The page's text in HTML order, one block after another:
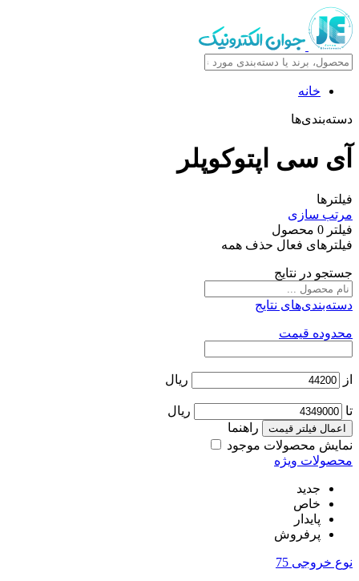
خانه
دسته‌بندی‌ها
آی سی اپتوکوپلر
فیلترها
مرتب سازی
فیلتر 0 محصول
فیلترهای فعال حذف همه
جستجو در نتایج
دسته‌بندی‌های نتایج
محدوده قیمت
از ریال
تا ریال
اعمال فیلتر قیمت
راهنما
نمایش محصولات موجود
محصولات ویژه
جدید
خاص
پایدار
پرفروش
نوع خروجی 75